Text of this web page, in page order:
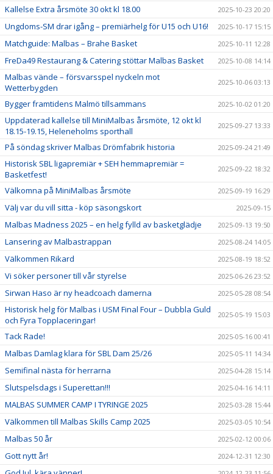
Kallelse Extra årsmöte 30 okt kl 18.00 2025-10-23 20:20
Ungdoms-SM drar igång – premiärhelg för U15 och U16! 2025-10-17 15:15
Matchguide: Malbas – Brahe Basket 2025-10-11 12:28
FreDa49 Restaurang & Catering stöttar Malbas Basket 2025-10-08 14:14
Malbas vände – försvarsspel nyckeln mot
Wetterbygden
2025-10-06 03:13
Bygger framtidens Malmö tillsammans 2025-10-02 01:20
Uppdaterad kallelse till MiniMalbas årsmöte, 12 okt kl
18.15-19.15, Heleneholms sporthall
2025-09-27 13:33
På söndag skriver Malbas Drömfabrik historia 2025-09-24 21:49
Historisk SBL ligapremiär + SEH hemmapremiär =
Basketfest!
2025-09-22 18:32
Välkomna på MiniMalbas årsmöte 2025-09-19 16:29
Välj var du vill sitta - köp säsongskort 2025-09-15
Malbas Madness 2025 – en helg fylld av basketglädje 2025-09-13 19:50
Lansering av Malbastrappan 2025-08-24 14:05
Välkommen Rikard 2025-08-19 18:52
Vi söker personer till vår styrelse 2025-06-26 23:52
Sirwan Haso är ny headcoach damerna 2025-05-28 08:54
Historisk helg för Malbas i USM Final Four – Dubbla Guld
och Fyra Topplaceringar!
2025-05-19 15:03
Tack Rade! 2025-05-16 00:41
Malbas Damlag klara för SBL Dam 25/26 2025-05-11 14:34
Semifinal nästa för herrarna 2025-04-28 15:14
Slutspelsdags i Superettan!!! 2025-04-16 14:11
MALBAS SUMMER CAMP I TYRINGE 2025 2025-03-28 15:44
Välkommen till Malbas Skills Camp 2025 2025-03-05 10:54
Malbas 50 år 2025-02-12 00:06
Gott nytt år! 2024-12-31 12:30